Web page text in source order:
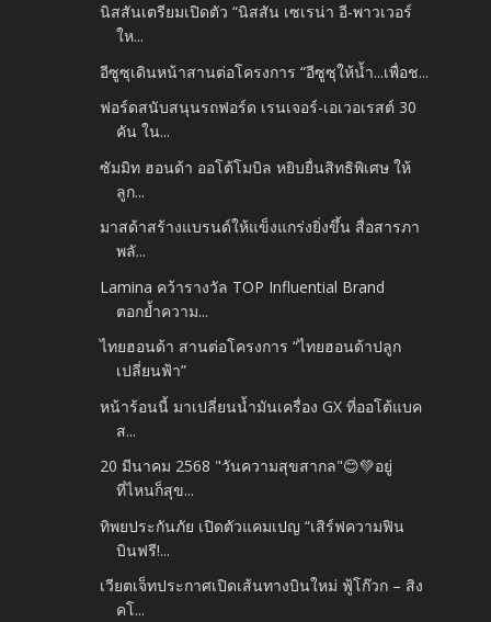
นิสสันเตรียมเปิดตัว “นิสสัน เซเรน่า อี-พาวเวอร์
ให...
อีซูซุเดินหน้าสานต่อโครงการ “อีซูซุให้น้ำ...เพื่อช...
ฟอร์ดสนับสนุนรถฟอร์ด เรนเจอร์-เอเวอเรสต์ 30
คัน ใน...
ซัมมิท ฮอนด้า ออโต้โมบิล หยิบยื่นสิทธิพิเศษ ให้
ลูก...
มาสด้าสร้างแบรนด์ให้แข็งแกร่งยิ่งขึ้น สื่อสารภา
พลั...
Lamina คว้ารางวัล TOP Influential Brand
ตอกย้ำความ...
ไทยฮอนด้า สานต่อโครงการ “ไทยฮอนด้าปลูก
เปลี่ยนฟ้า”
หน้าร้อนนี้ มาเปลี่ยนน้ำมันเครื่อง GX ที่ออโต้แบค
ส...
20 มีนาคม 2568 "วันความสุขสากล"😊💚อยู่
ที่ไหนก็สุข...
ทิพยประกันภัย เปิดตัวแคมเปญ “เสิร์ฟความฟิน
บินฟรี!...
เวียตเจ็ทประกาศเปิดเส้นทางบินใหม่ ฟู้โก๊วก – สิง
คโ...